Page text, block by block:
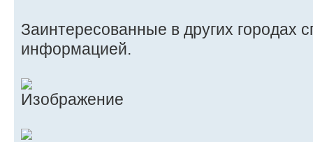
Заинтересованные в других городах
информацией.